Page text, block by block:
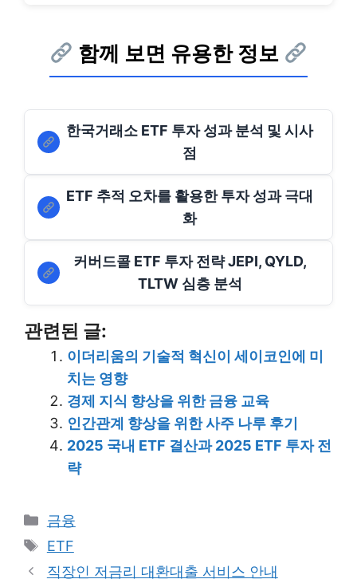
함께 보면 유용한 정보
한국거래소 ETF 투자 성과 분석 및 시사
점
ETF 추적 오차를 활용한 투자 성과 극대
화
커버드콜 ETF 투자 전략 JEPI, QYLD,
TLTW 심층 분석
관련된 글:
이더리움의 기술적 혁신이 세이코인에 미
치는 영향
경제 지식 향상을 위한 금융 교육
인간관계 향상을 위한 사주 나루 후기
2025 국내 ETF 결산과 2025 ETF 투자 전
략
Categories
금융
Tags
ETF
직장인 저금리 대환대출 서비스 안내